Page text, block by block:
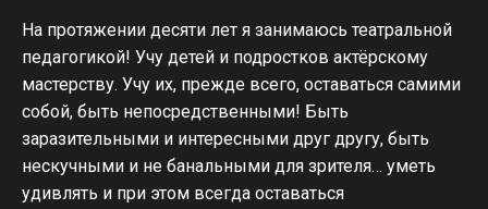
На протяжении десяти лет я занимаюсь театральной
педагогикой! Учу детей и подростков актёрскому
мастерству. Учу их, прежде всего, оставаться самими
собой, быть непосредственными! Быть
заразительными и интересными друг другу, быть
нескучными и не банальными для зрителя… уметь
удивлять и при этом всегда оставаться